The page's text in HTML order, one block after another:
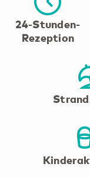
24-Stunden-
Rezeption